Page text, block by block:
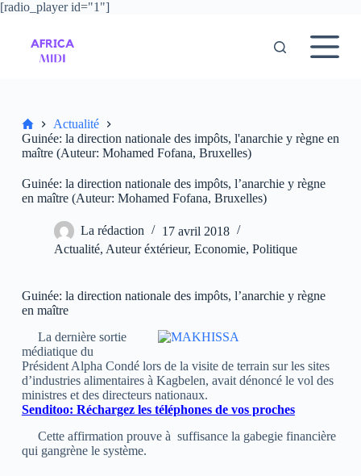
[radio_player id="1"]
P
n
n
AccueilActualité
Guinée: la direction nationale des impôts, l'anarchie y règne en
maître (Auteur: Mohamed Fofana, Bruxelles)
Guinée: la direction nationale des impôts, l’anarchie y règne
en maître (Auteur: Mohamed Fofana, Bruxelles)
La rédaction
17 avril 2018
Actualité, Auteur éxtérieur, Economie, Politique
Guinée: la direction nationale des impôts, l’anarchie y règne
en maître
La dernière sortie
médiatique du
Président Alpha Condé lors de la visite de terrain sur les sites
d’industries alimentaires à Kagbelen, avait dénoncé le vol des
ministres et des directeurs nationaux.
Senditoo: Réchargez les téléphones de vos proches
Cette affirmation prouve à suffisance la gabegie financière
qui gangrène le système.